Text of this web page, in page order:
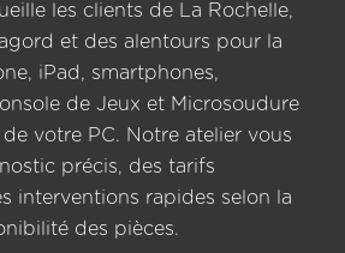
les clients de La Rochelle,
et des alentours pour la
iPad, smartphones,
de Jeux et Microsoudure
votre PC. Notre atelier vous
précis, des tarifs
interventions rapides selon la
des pièces.